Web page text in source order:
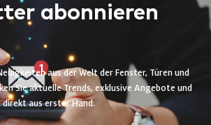
abonnieren
aus der Welt der Fenster, Türen und
Sie aktuelle Trends, exklusive Angebote und
aus erster Hand.